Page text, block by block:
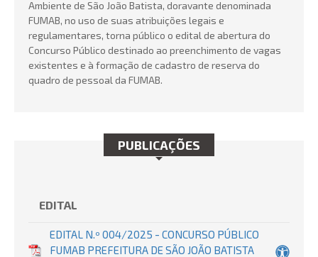
BUSCAR
Ambiente de São João Batista, doravante denominada
FUMAB, no uso de suas atribuições legais e
regulamentares, torna público o edital de abertura do
Concurso Público destinado ao preenchimento de vagas
existentes e à formação de cadastro de reserva do
quadro de pessoal da FUMAB.
PUBLICAÇÕES
EDITAL
EDITAL N.º 004/2025 - CONCURSO PÚBLICO
FUMAB PREFEITURA DE SÃO JOÃO BATISTA